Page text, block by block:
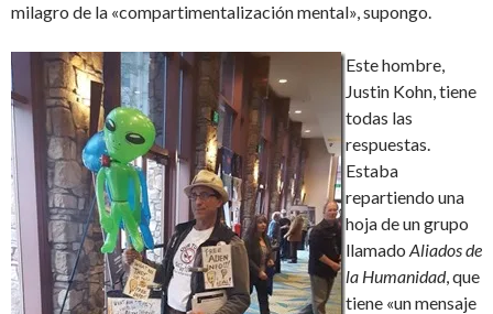
milagro de la «compartimentalización mental», supongo.
Este hombre,
Justin Kohn, tiene
todas las
respuestas.
Estaba
repartiendo una
hoja de un grupo
llamado Aliados de
la Humanidad, que
tiene «un mensaje